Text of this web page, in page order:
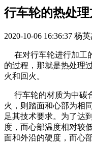
行车轮的热处
2020-10-06 16:36:37 杨英
在对行车轮进行加工
的过程，那就是热处理
火和回火。
行车轮的材质为中碳
火，则踏面和心部为相
足其技术要求。为了达
度，而心部温度相对较
面和外沿的硬度，而心